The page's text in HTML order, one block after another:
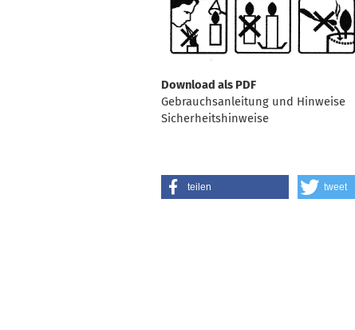
Download als PDF
Gebrauchsanleitung und Hinweise
Sicherheitshinweise
teilen tweet